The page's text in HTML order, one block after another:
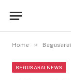
Home »
BEGUSARAI NEWS